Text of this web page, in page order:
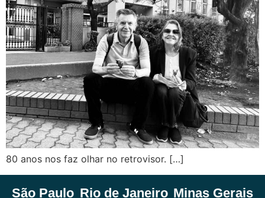
80 anos nos faz olhar no retrovisor. […]
São Paulo Rio de Janeiro Minas Gerais